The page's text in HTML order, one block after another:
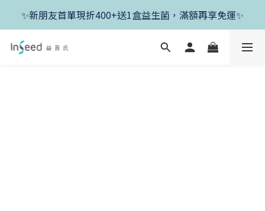
✨新朋友首單現折400+送1盒益生菌，滿額再享免運✨
✨新朋友首單現折400+送1盒益生菌，滿額再享免運✨
✨父親節開跑！好菌任搭8折，滿額加送1盒好菌✨